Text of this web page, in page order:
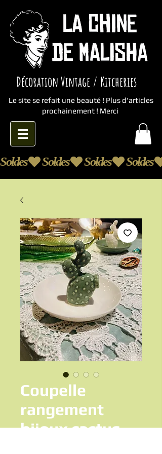
Décoration Vintage / Kitcheries
Le site se refait une beauté ! Plus d'articles
prochainement ! Merci
Soldes
Coupelle
rangement
bijoux cactus